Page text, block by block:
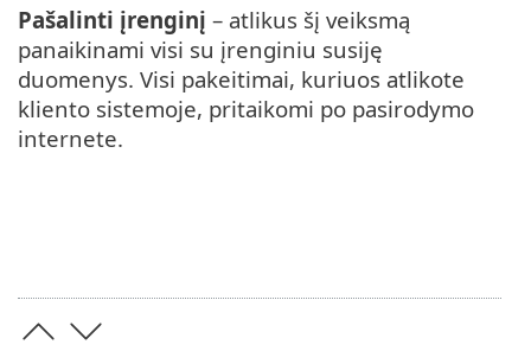
Pašalinti įrenginį – atlikus šį veiksmą
panaikinami visi su įrenginiu susiję
duomenys. Visi pakeitimai, kuriuos atlikote
kliento sistemoje, pritaikomi po pasirodymo
internete.